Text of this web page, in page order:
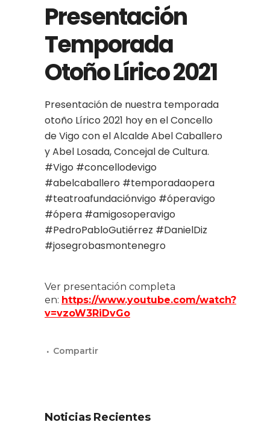
Presentación
Temporada
Otoño Lírico 2021
Presentación de nuestra temporada
otoño Lírico 2021 hoy en el Concello
de Vigo con el Alcalde Abel Caballero
y Abel Losada, Concejal de Cultura.
#Vigo #concellodevigo
#abelcaballero #temporadaopera
#teatroafundaciónvigo #óperavigo
#ópera #amigosoperavigo
#PedroPabloGutiérrez #DanielDiz
#josegrobasmontenegro
Ver presentación completa
en: https://www.youtube.com/watch?
v=vzoW3RiDvGo
Noticias Recientes